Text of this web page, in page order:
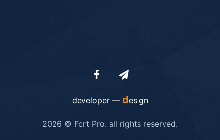
developer — design
2026 © Fort Pro. all rights reserved.